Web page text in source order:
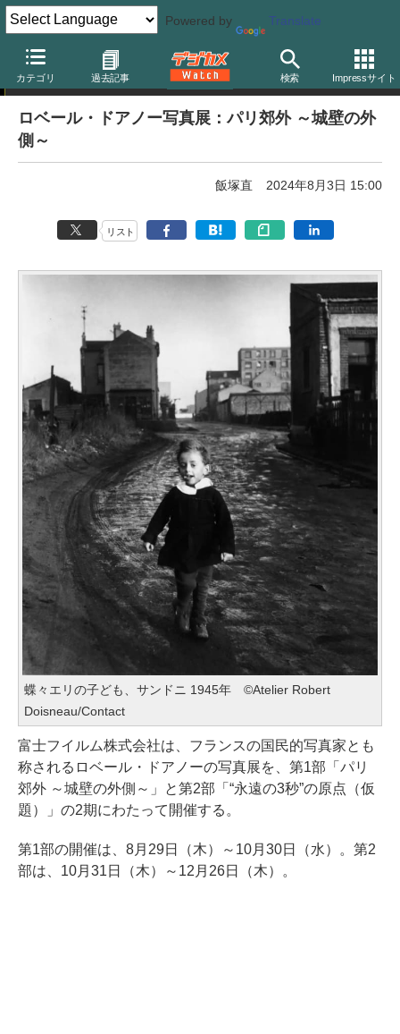
Powered by Translate
カテゴリ 過去記事 検索 Impressサイト
写真展告知
ロベール・ドアノー写真展：パリ郊外 ～城壁の外
側～
飯塚直 2024年8月3日 15:00
リスト
蝶々エリの子ども、サンドニ 1945年 ©Atelier Robert
Doisneau/Contact
富士フイルム株式会社は、フランスの国民的写真家とも
称されるロベール・ドアノーの写真展を、第1部「パリ
郊外 ～城壁の外側～」と第2部「“永遠の3秒”の原点（仮
題）」の2期にわたって開催する。
第1部の開催は、8月29日（木）～10月30日（水）。第2
部は、10月31日（木）～12月26日（木）。